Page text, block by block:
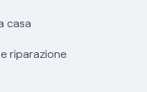
casa
riparazione